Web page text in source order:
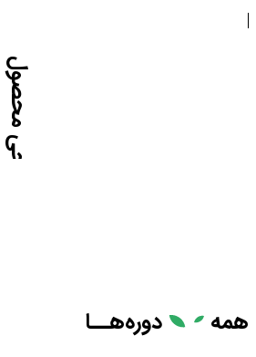
آموزش طراحی محصول
همه دوره‌هــا